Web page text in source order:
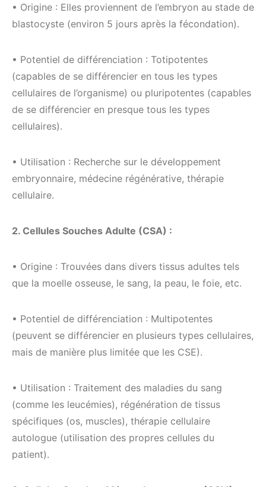
• Origine : Elles proviennent de l’embryon au stade de
blastocyste (environ 5 jours après la fécondation).
• Potentiel de différenciation : Totipotentes
(capables de se différencier en tous les types
cellulaires de l’organisme) ou pluripotentes (capables
de se différencier en presque tous les types
cellulaires).
• Utilisation : Recherche sur le développement
embryonnaire, médecine régénérative, thérapie
cellulaire.
2. Cellules Souches Adulte (CSA) :
• Origine : Trouvées dans divers tissus adultes tels
que la moelle osseuse, le sang, la peau, le foie, etc.
• Potentiel de différenciation : Multipotentes
(peuvent se différencier en plusieurs types cellulaires,
mais de manière plus limitée que les CSE).
• Utilisation : Traitement des maladies du sang
(comme les leucémies), régénération de tissus
spécifiques (os, muscles), thérapie cellulaire
autologue (utilisation des propres cellules du
patient).